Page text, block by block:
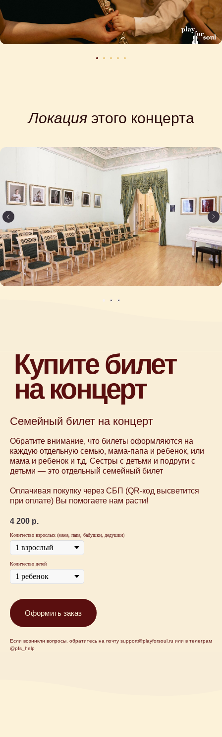
Локация этого концерта
Семейный билет на концерт
Обратите внимание, что билеты оформляются на
каждую отдельную семью, мама-папа и ребенок, или
мама и ребенок и т.д. Сестры с детьми и подруги с
детьми — это отдельный семейный билет
Оплачивая покупку через СБП (QR-код высветится
при оплате) Вы помогаете нам расти!
4 200 р.
Количество взрослых (мама, папа, бабушки, дедушки)
Количество детей
Оформить заказ
Если возникли вопросы, обратитесь на почту support@playforsoul.ru или в телеграм
@pfs_help
Камерные концерты классической
музыки для детей 0+ в Москве
Афиша
Концерт на заказ
Музыкальные витаминки
Магазин
Сертификаты
+7 915 148-22-01
support@playforsoul.ru
Москва
© Юный Эстет 2026. Все права
защищены
Правила возврата и переноса билетов
Политика конфиденциальности
Публичная оферта